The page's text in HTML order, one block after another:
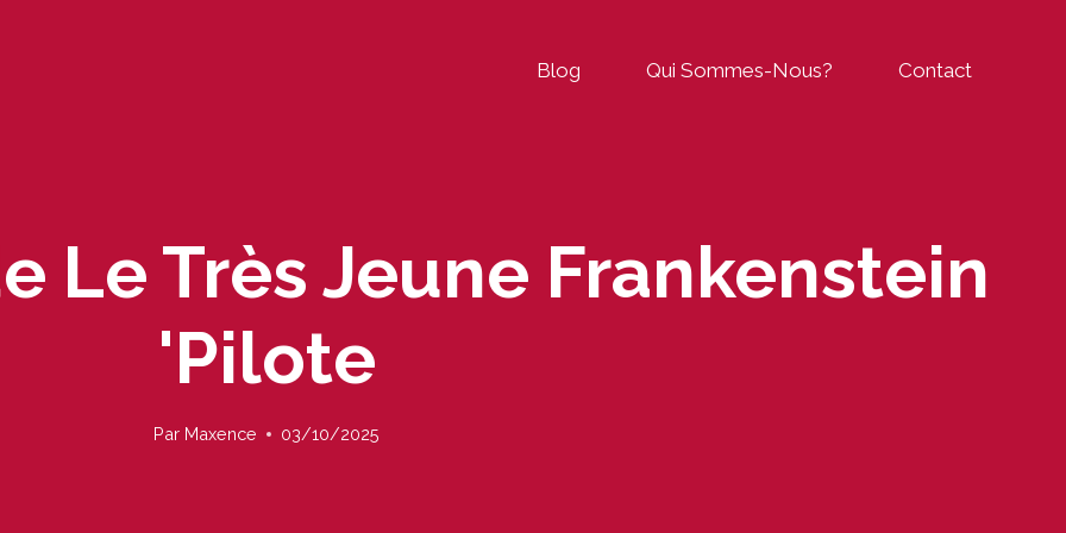
Blog Qui Sommes-Nous? Contact
Le Très Jeune Frankenstein
'pilote
Par Maxence 03/10/2025